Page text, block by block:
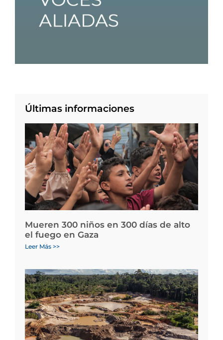
Últimas informaciones
Mueren 300 niños en 300 días de alto
el fuego en Gaza
Leer Más >>